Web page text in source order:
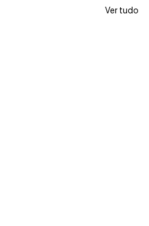
Ver tudo